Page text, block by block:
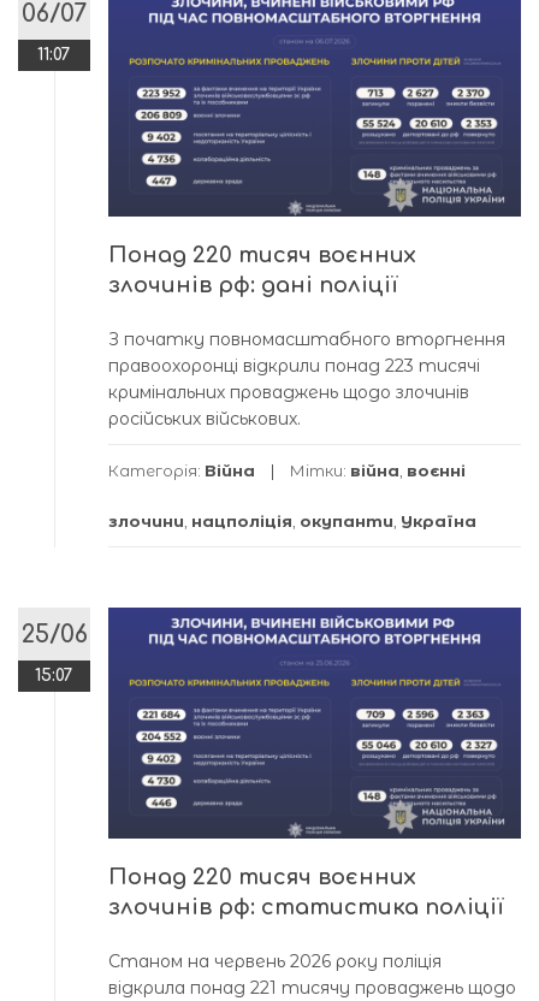
06/07
11:07
Понад 220 тисяч воєнних
злочинів рф: дані поліції
З початку повномасштабного вторгнення
правоохоронці відкрили понад 223 тисячі
кримінальних проваджень щодо злочинів
російських військових.
Категорія: Війна Мітки: війна воєнні
злочини нацполіція окупанти Україна
25/06
15:07
Понад 220 тисяч воєнних
злочинів рф: статистика поліції
Станом на червень 2026 року поліція
відкрила понад 221 тисячу проваджень щодо